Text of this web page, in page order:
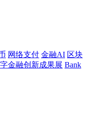
网络支付 金融AI 区块
金融创新成果展 Bank